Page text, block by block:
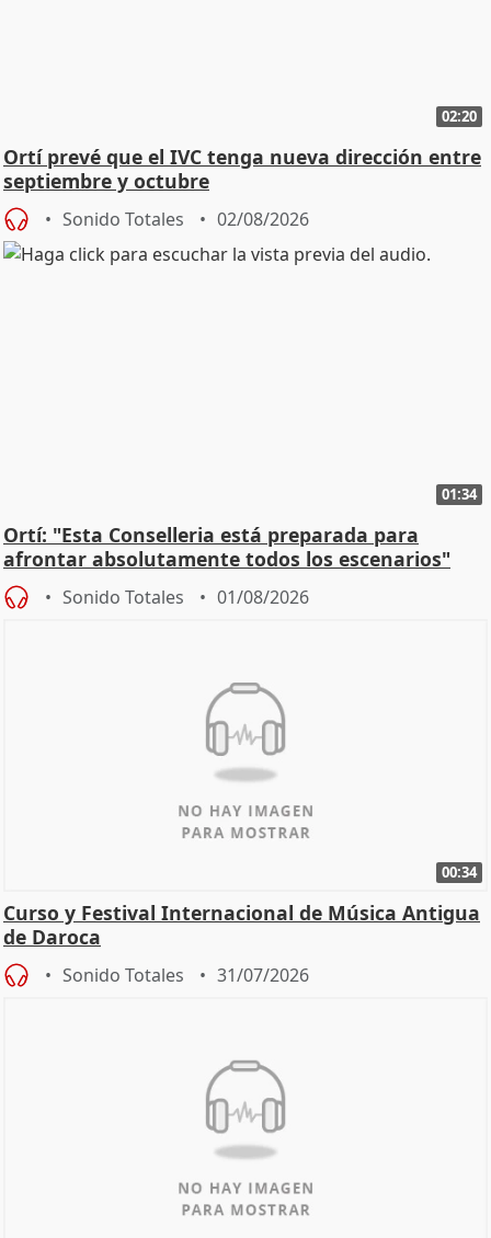
02:20
Ortí prevé que el IVC tenga nueva dirección entre
septiembre y octubre
Sonido Totales 02/08/2026
01:34
Ortí: "Esta Conselleria está preparada para
afrontar absolutamente todos los escenarios"
Sonido Totales 01/08/2026
00:34
Curso y Festival Internacional de Música Antigua
de Daroca
Sonido Totales 31/07/2026